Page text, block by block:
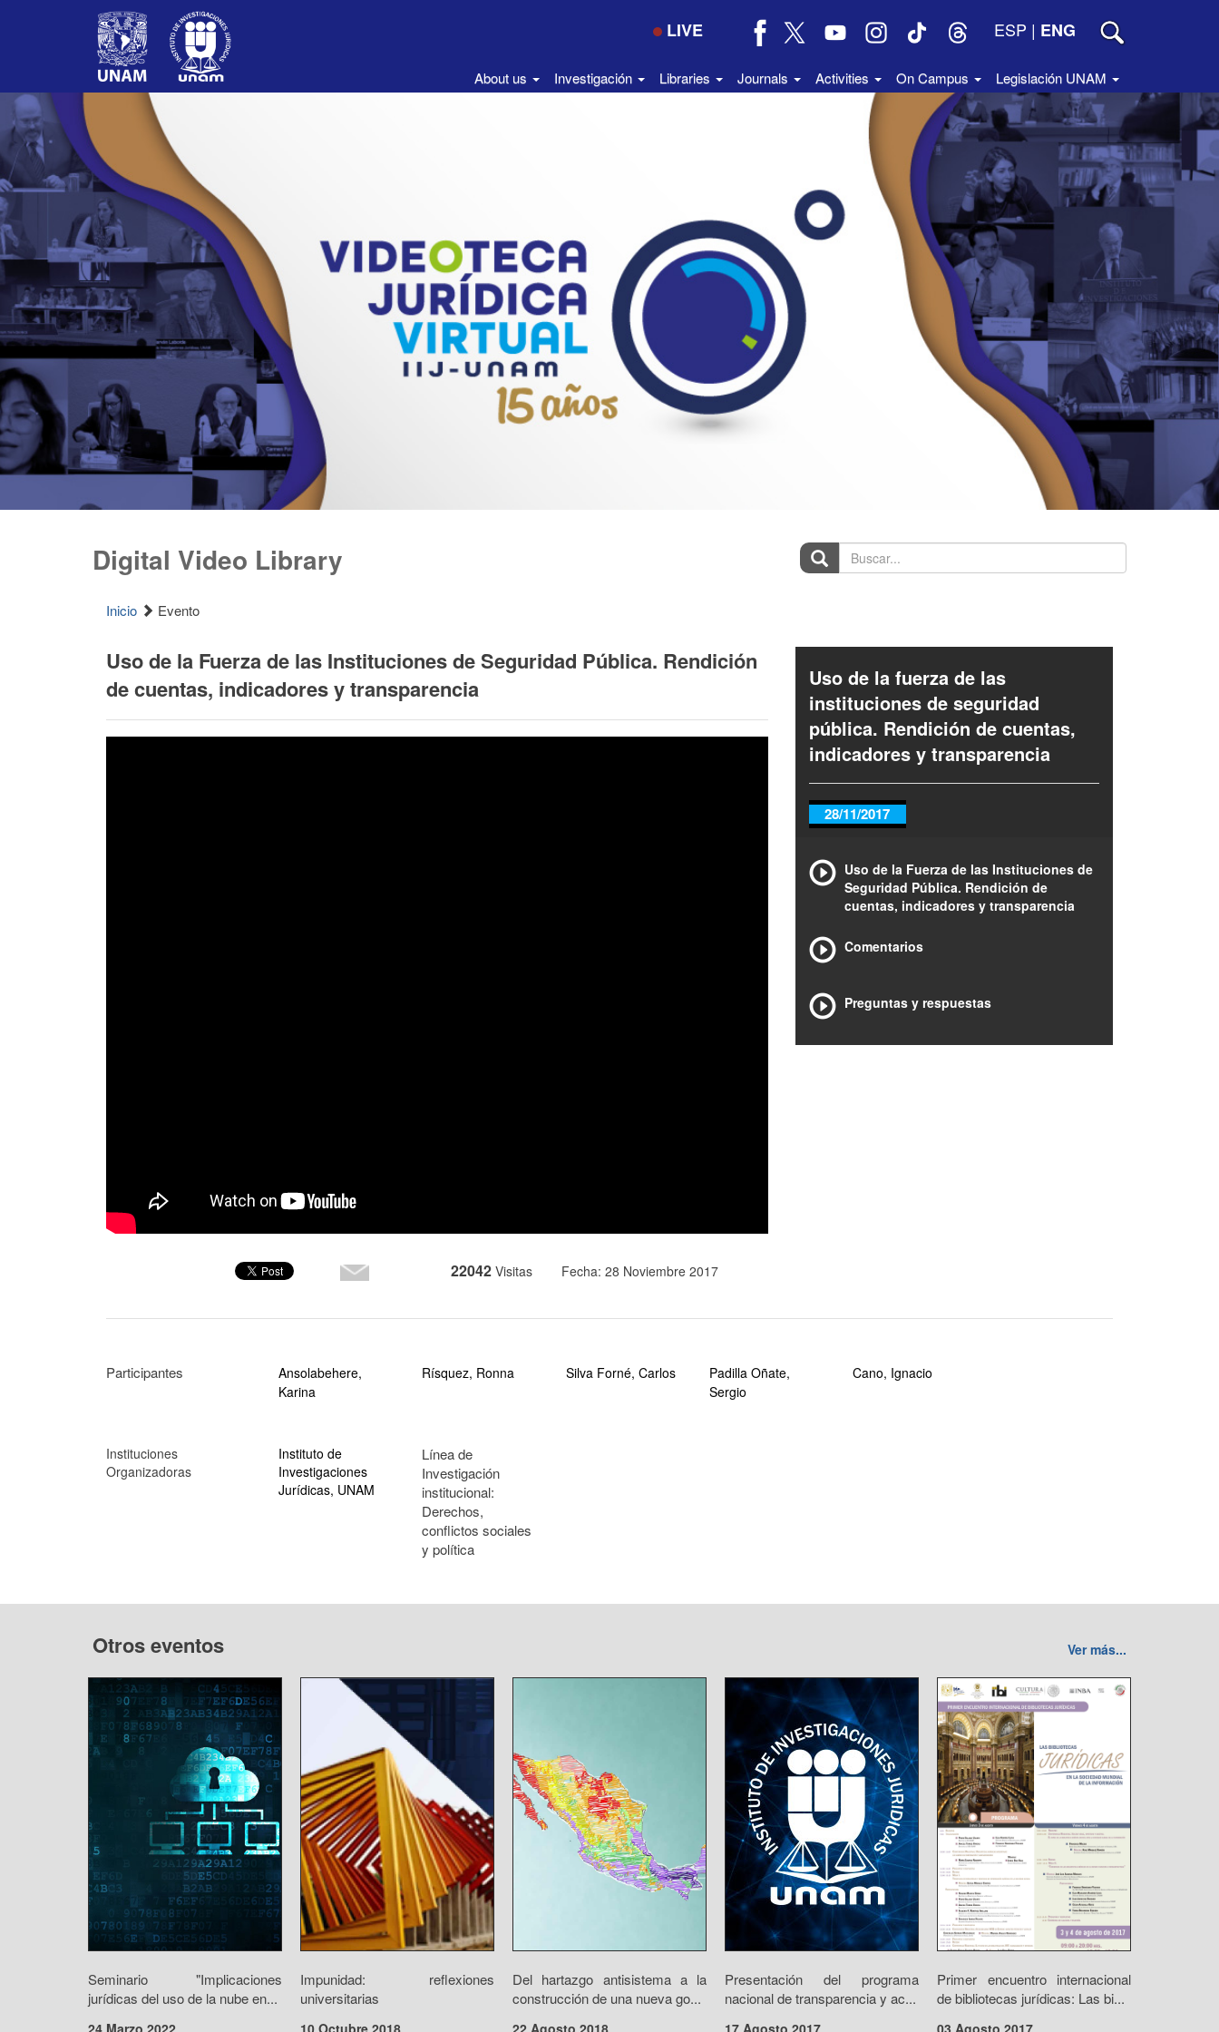
LIVE ESP | ENG
About us Investigación Libraries Journals Activities On Campus Legislación UNAM
Digital Video Library Buscar...
Inicio Evento
Uso de la Fuerza de las Instituciones de Seguridad Pública. Rendición
de cuentas, indicadores y transparencia
22042 Visitas Fecha: 28 Noviembre 2017
Uso de la fuerza de las
instituciones de seguridad
pública. Rendición de cuentas,
indicadores y transparencia
28/11/2017
Uso de la Fuerza de las Instituciones de
Seguridad Pública. Rendición de
cuentas, indicadores y transparencia
Comentarios
Preguntas y respuestas
Participantes
Ansolabehere,
Karina
Rísquez, Ronna Silva Forné, Carlos
Padilla Oñate,
Sergio
Cano, Ignacio
Instituciones
Organizadoras
Instituto de
Investigaciones
Jurídicas, UNAM
Línea de
Investigación
institucional:
Derechos,
conflictos sociales
y política
Otros eventos Ver más...
Seminario "Implicaciones
jurídicas del uso de la nube en...
24 Marzo 2022
Impunidad: reflexiones
universitarias
10 Octubre 2018
Del hartazgo antisistema a la
construcción de una nueva go...
22 Agosto 2018
Presentación del programa
nacional de transparencia y ac...
17 Agosto 2017
Primer encuentro internacional
de bibliotecas jurídicas: Las bi...
03 Agosto 2017